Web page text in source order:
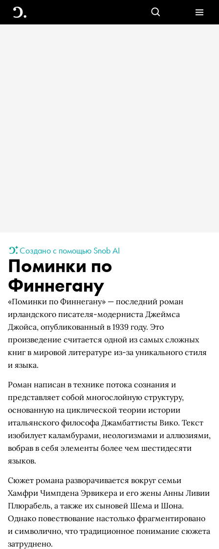
Создано с помощью Snob AI
Поминки по
Финнегану
«Поминки по Финнегану» — последний роман
ирландского писателя-модерниста Джеймса
Джойса, опубликованный в 1939 году. Это
произведение считается одной из самых сложных
книг в мировой литературе из-за уникального стиля
и языка.
Роман написан в технике потока сознания и
представляет собой многослойную структуру,
основанную на циклической теории истории
итальянского философа Джамбаттисты Вико. Текст
изобилует каламбурами, неологизмами и аллюзиями,
вобрав в себя элементы более чем шестидесяти
языков.
Сюжет романа разворачивается вокруг семьи
Хамфри Чимпдена Эрвикера и его жены Анны Ливии
Плюрабель, а также их сыновей Шема и Шона.
Однако повествование настолько фрагментировано
и символично, что традиционное понимание сюжета
затруднено.